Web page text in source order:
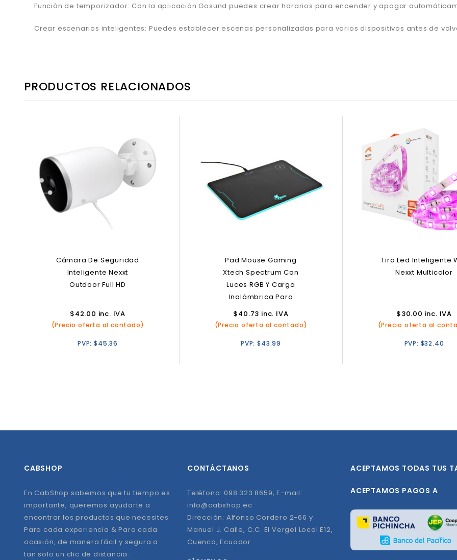
Función de temporizador: Con la aplicación Gosund puedes crear horarios para encender y apagar
Crear escenarios inteligentes: Puedes establecer escenas personalizadas para varios dispositivos antes de
PRODUCTOS RELACIONADOS
Cámara De Seguridad
Inteligente Nexxt
Outdoor Full HD
$42.00 inc. IVA
(Precio oferta al contado)
PVP:$45.36
Pad Mouse Gaming
Xtech Spectrum Con
Luces RGB Y Carga
Inalámbrica Para
$40.73 inc. IVA
(Precio oferta al contado)
PVP:$43.99
Tira Led Inteligente
Nexxt Multicolor
$30.00 inc. IVA
(Precio oferta al
PVP: $32.40
CABSHOP
En CabShop sabemos que tu tiempo es
importante, queremos ayudarte a
encontrar los productos que necesites
Para cada experiencia & Para cada
ocasión, de manera fácil y segura a
tan solo un clic de distancia.
CONTÁCTANOS
Teléfono: 098 323 8659, E-mail:
info@cabshop.ec
Dirección: Alfonso Cordero 2-66 y
Manuel J. Calle, C.C. El Vergel Local E12,
Cuenca, Ecuador
ACEPTAMOS TODAS TUS
ACEPTAMOS PAGOS A